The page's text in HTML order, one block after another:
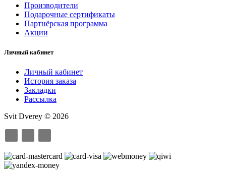
Производители
Подарочные сертификаты
Партнёрская программа
Акции
Личный кабинет
Личный кабинет
История заказа
Закладки
Рассылка
Svit Dverey © 2026